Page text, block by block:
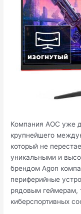
Компания AOC уже
крупнейшего
который не
уникальными и
брендом Agon
периферийные
рядовым геймерам,
киберспортивных